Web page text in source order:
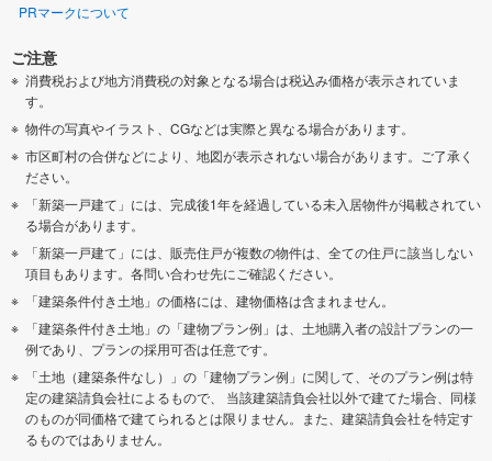
PRマークについて
ご注意
消費税および地方消費税の対象となる場合は税込み価格が表示されていま
す。
物件の写真やイラスト、CGなどは実際と異なる場合があります。
市区町村の合併などにより、地図が表示されない場合があります。ご了承く
ださい。
「新築一戸建て」には、完成後1年を経過している未入居物件が掲載されてい
る場合があります。
「新築一戸建て」には、販売住戸が複数の物件は、全ての住戸に該当しない
項目もあります。各問い合わせ先にご確認ください。
「建築条件付き土地」の価格には、建物価格は含まれません。
「建築条件付き土地」の「建物プラン例」は、土地購入者の設計プランの一
例であり、プランの採用可否は任意です。
「土地（建築条件なし）」の「建物プラン例」に関して、そのプラン例は特
定の建築請負会社によるもので、 当該建築請負会社以外で建てた場合、同様
のものが同価格で建てられるとは限りません。また、建築請負会社を特定す
るものではありません。